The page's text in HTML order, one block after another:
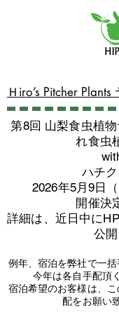
Ｈiro’s Pitcher Plants
第8回 山梨食虫植
れ食虫
ハチ
2026年5月9日
開催決
詳細は、近日中に
公開
例年、宿泊を弊社で一括
今年は各自手配頂
宿泊希望のお客様は、
配をお願い